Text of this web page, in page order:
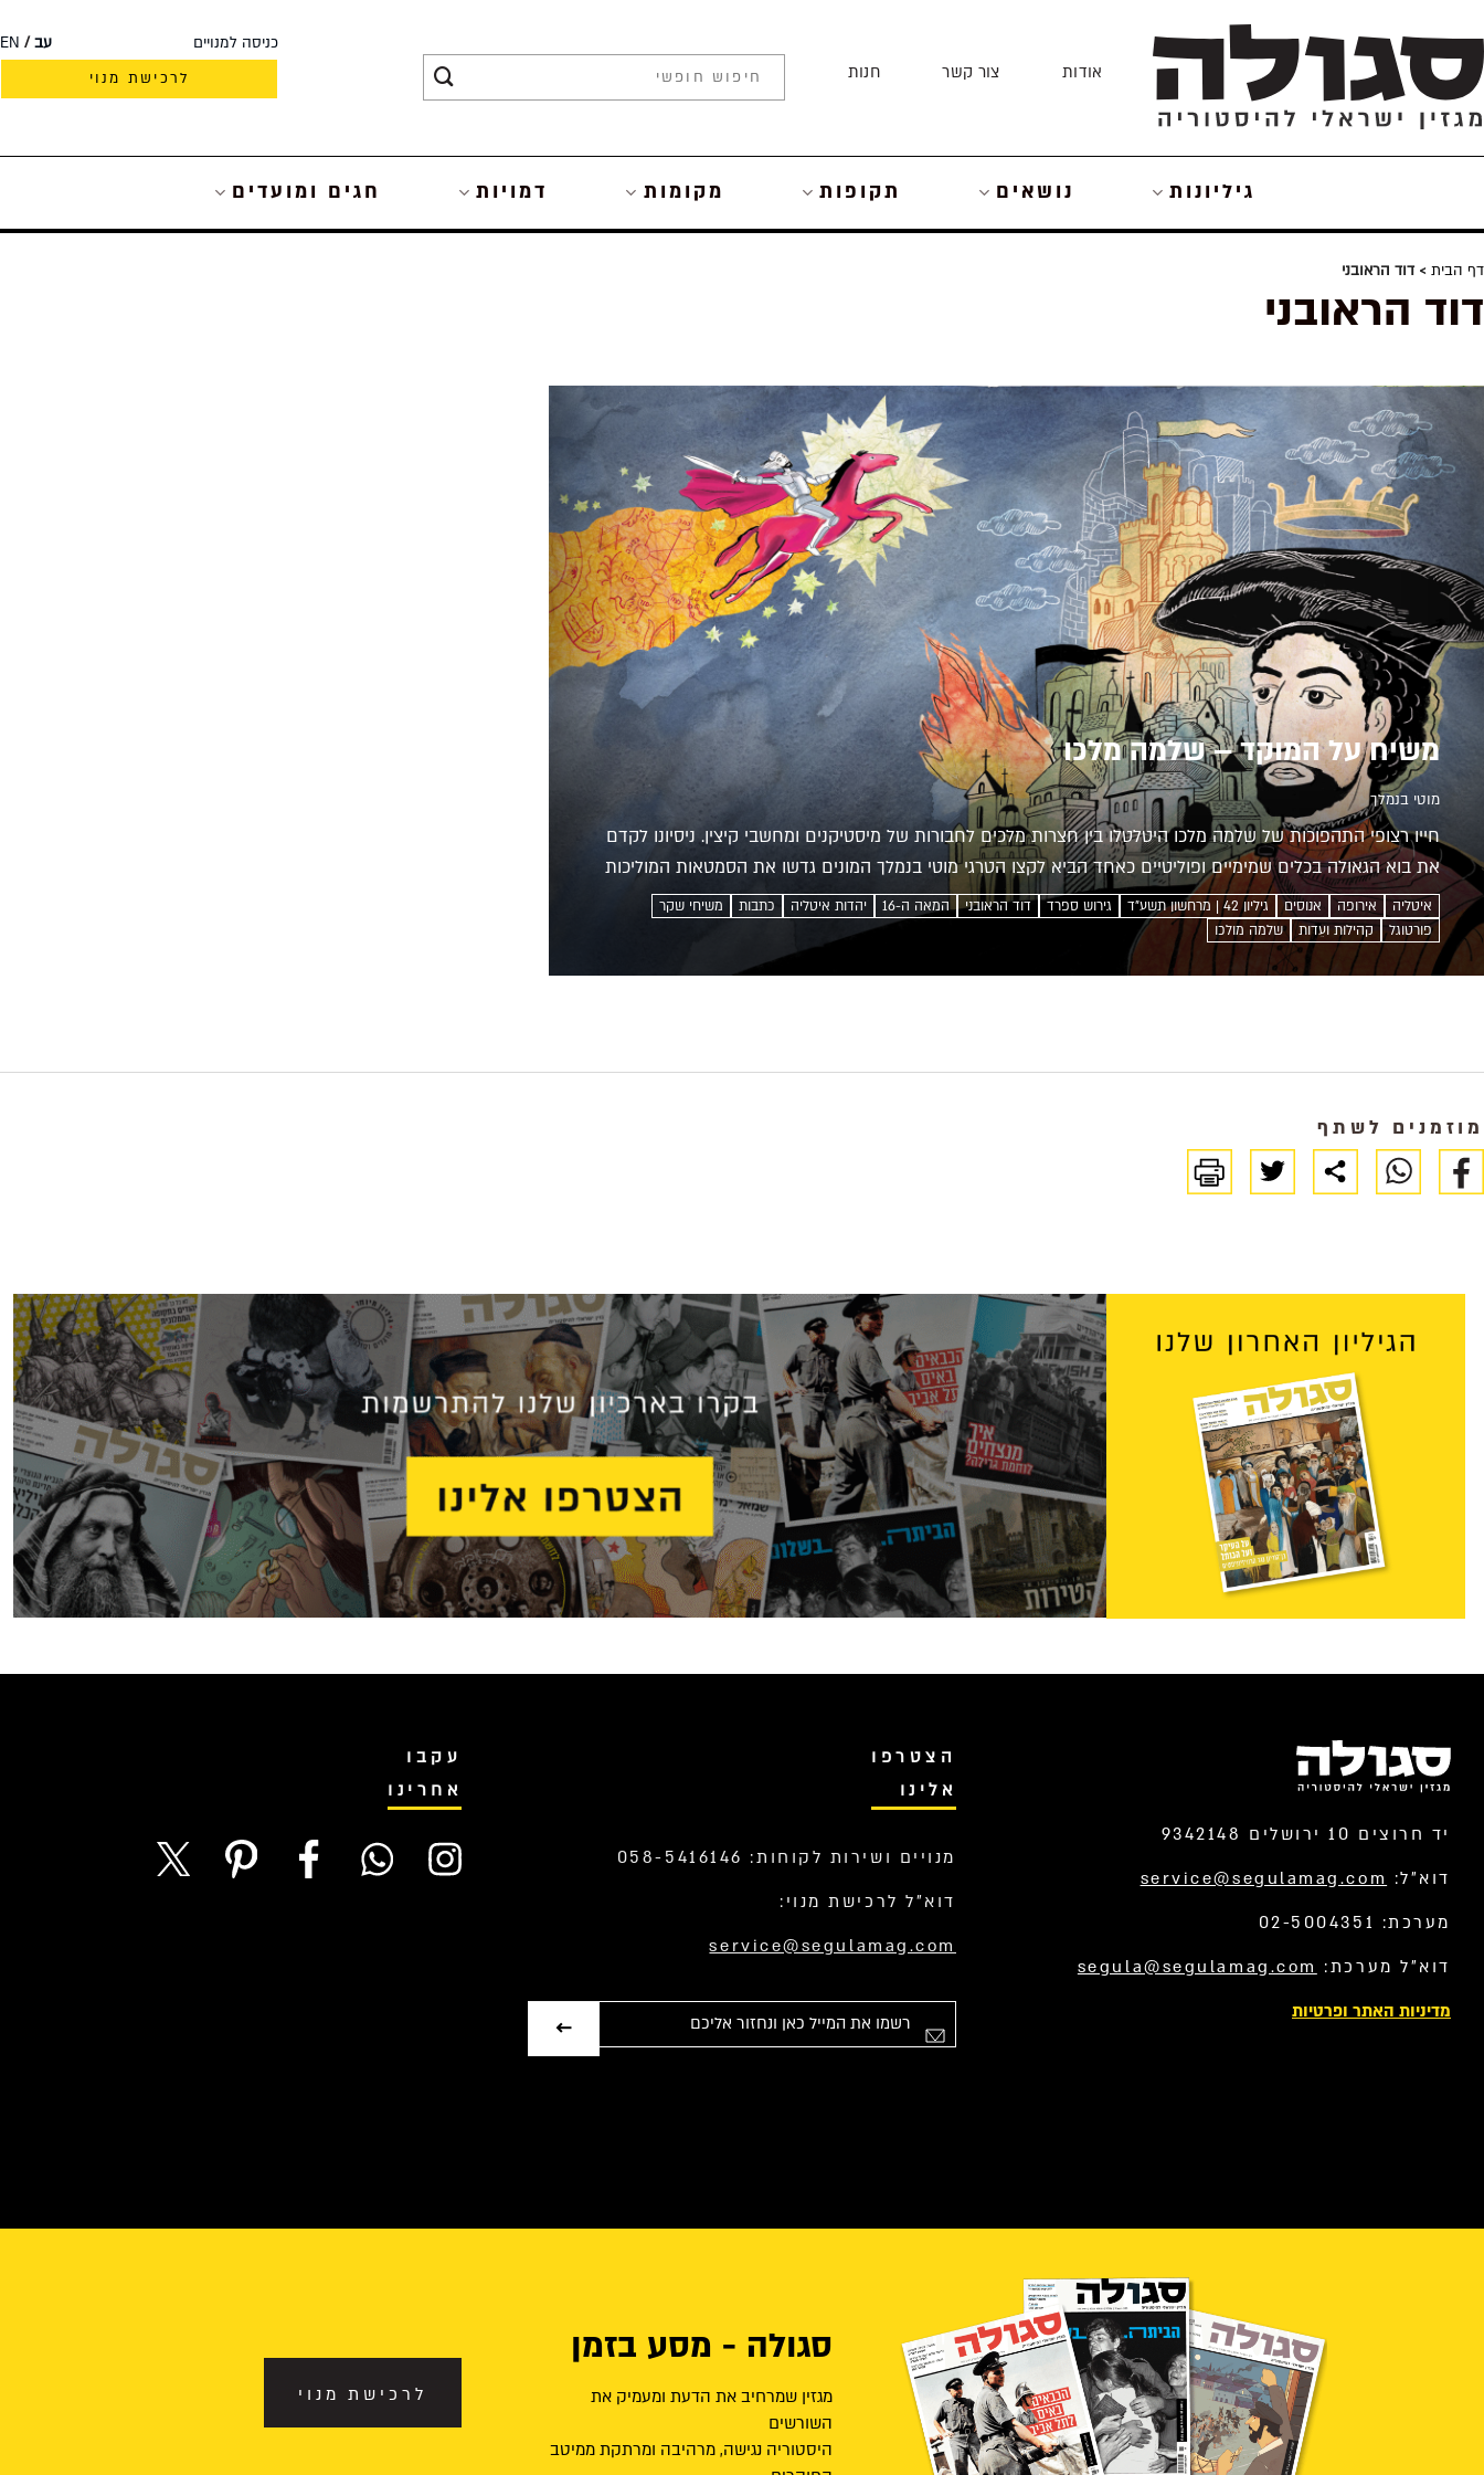
to
content
אודות צור קשר חנות
כניסה למנויים עב
EN
לרכישת מנוי
גיליונות נושאים תקופות מקומות דמויות חגים ומועדים
דף הבית > דוד הראובני
דוד הראובני
משיח על המוקד – שלמה מלכו
מוטי בנמלך
חייו רצופי התהפוכות של שלמה מלכו היטלטלו בין חצרות מלכים לחבורות של מיסטיקנים ומחשבי קיצין. ניסיונו לקדם
את בוא הגאולה בכלים שמימיים ופוליטיים כאחד הביא לקצו הטרגי מוטי בנמלך המונים גדשו את הסמטאות המוליכות
לכיכר...
איטליה אירופה אנוסים גיליון 42 | מרחשון תשע"ד גירוש ספרד דוד הראובני המאה ה-16 יהדות איטליה כתבות
משיחי שקר
פורטוגל
קהילות ועֵדות שלמה מולכו
מוזמנים לשתף
יד חרוצים 10 ירושלים 9342148
דוא”ל: service@segulamag.com
מערכת: 02-5004351
דוא”ל מערכת: segula@segulamag.com
מדיניות האתר ופרטיות
הצטרפו
אלינו
מנויים ושירות לקוחות: 058-5416146
דוא”ל לרכישת מנוי:
service@segulamag.com
עקבו
אחרינו
סגולה - מסע בזמן
מגזין שמרחיב את הדעת ומעמיק את
השורשים
היסטוריה נגישה, מרהיבה ומרתקת ממיטב
לרכישת מנוי